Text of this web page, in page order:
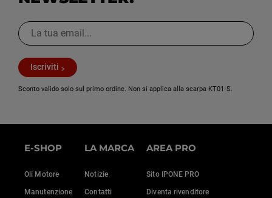
Iscriviti
Sconto valido solo sul primo ordine. Non si applica alla scarpa KT01‑S.
E-SHOP
Oli Motore
Manutenzione
LA MARCA
Notizie
Contatti
AREA PRO
Sito IPONE PRO
Diventa rivenditore